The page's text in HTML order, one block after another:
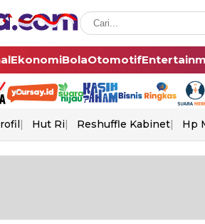
EkonomiBolaOtomotif
Hut Ri Reshuffle Kabinet Hp